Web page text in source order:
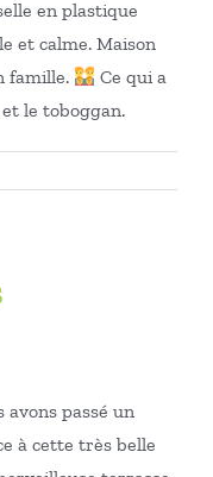
en plastique
et calme. Maison
famille.
Ce qui a
le toboggan.
passé un
à cette très belle